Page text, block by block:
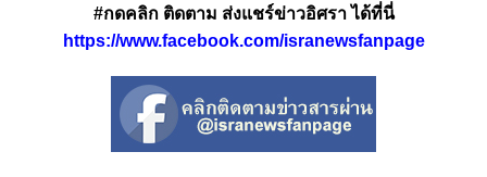
#กดคลิก ติดตาม ส่งแชร์ข่าวอิศรา ได้ที่นี่
https://www.facebook.com/isranewsfanpage